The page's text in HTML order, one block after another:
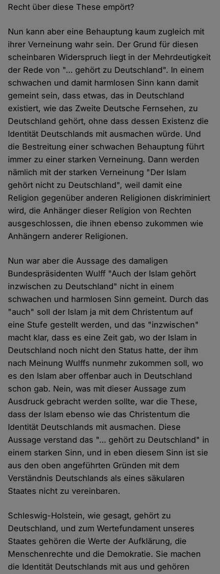
Recht über diese These empört?
Nun kann aber eine Behauptung kaum zugleich mit
ihrer Verneinung wahr sein. Der Grund für diesen
scheinbaren Widerspruch liegt in der Mehrdeutigkeit
der Rede von "… gehört zu Deutschland". In einem
schwachen und damit harmlosen Sinn kann damit
gemeint sein, dass etwas, das in Deutschland
existiert, wie das Zweite Deutsche Fernsehen, zu
Deutschland gehört, ohne dass dessen Existenz die
Identität Deutschlands mit ausmachen würde. Und
die Bestreitung einer schwachen Behauptung führt
immer zu einer starken Verneinung. Dann werden
nämlich mit der starken Verneinung "Der Islam
gehört nicht zu Deutschland", weil damit eine
Religion gegenüber anderen Religionen diskriminiert
wird, die Anhänger dieser Religion von Rechten
ausgeschlossen, die ihnen ebenso zukommen wie
Anhängern anderer Religionen.
Nun war aber die Aussage des damaligen
Bundespräsidenten Wulff "Auch der Islam gehört
inzwischen zu Deutschland" nicht in einem
schwachen und harmlosen Sinn gemeint. Durch das
"auch" soll der Islam ja mit dem Christentum auf
eine Stufe gestellt werden, und das "inzwischen"
macht klar, dass es eine Zeit gab, wo der Islam in
Deutschland noch nicht den Status hatte, der ihm
nach Meinung Wulffs nunmehr zukommen soll, wo
es den Islam aber offenbar auch in Deutschland
schon gab. Nein, was mit dieser Aussage zum
Ausdruck gebracht werden sollte, war die These,
dass der Islam ebenso wie das Christentum die
Identität Deutschlands mit ausmachen. Diese
Aussage verstand das "… gehört zu Deutschland" in
einem starken Sinn, und in eben diesem Sinn ist sie
aus den oben angeführten Gründen mit dem
Verständnis Deutschlands als eines säkularen
Staates nicht zu vereinbaren.
Schleswig-Holstein, wie gesagt, gehört zu
Deutschland, und zum Wertefundament unseres
Staates gehören die Werte der Aufklärung, die
Menschenrechte und die Demokratie. Sie machen
die Identität Deutschlands mit aus und gehören